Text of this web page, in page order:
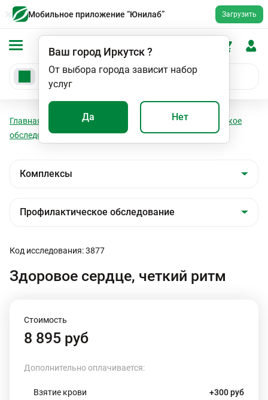
Мобильное приложение “Юнилаб” Загрузить
Ваш город Иркутск?
От выбора города зависит набор
услуг
Да Нет
Главная Анализы
Профилактическое
обследование
Здоровое сердце, четкий ритм
Код исследования: 3877
Здоровое сердце, четкий ритм
Стоимость
8 895 руб
Дополнительно оплачивается:
Взятие крови +300 руб